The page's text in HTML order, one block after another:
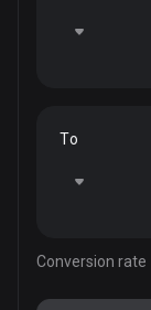
To
Conversion rate